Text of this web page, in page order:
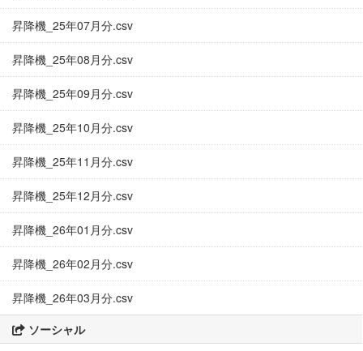
昇降機_25年07月分.csv
昇降機_25年08月分.csv
昇降機_25年09月分.csv
昇降機_25年10月分.csv
昇降機_25年11月分.csv
昇降機_25年12月分.csv
昇降機_26年01月分.csv
昇降機_26年02月分.csv
昇降機_26年03月分.csv
ソーシャル